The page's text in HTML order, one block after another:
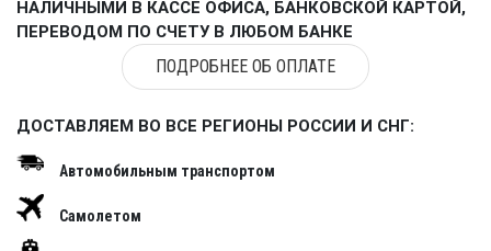
НАЛИЧНЫМИ В КАССЕ ОФИСА, БАНКОВСКОЙ КАРТОЙ,
ПЕРЕВОДОМ ПО СЧЕТУ В ЛЮБОМ БАНКЕ
ПОДРОБНЕЕ ОБ ОПЛАТЕ
ДОСТАВЛЯЕМ ВО ВСЕ РЕГИОНЫ РОССИИ И СНГ:
Автомобильным транспортом
Самолетом